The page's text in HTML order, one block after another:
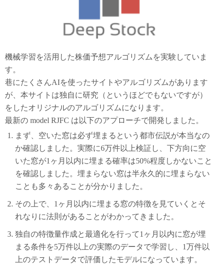
機械学習を活用した株価予想アルゴリズムを実験していま
す。
巷にたくさんAIを使ったサイトやアルゴリズムがあります
が、本サイトは独自に研究（というほどでもないですが）
をしたオリジナルのアルゴリズムになります。
最新の model RJFC は以下のアプローチで開発しました。
まず、空いた窓は必ず埋まるという都市伝説が本当なの
か確認しました。実際に6万件以上検証し、下方向に空
いた窓が1ヶ月以内に埋まる確率は50%程度しかないこと
を確認しました。埋まらない窓は半永久的に埋まらない
ことも多々あることが分かりました。
その上で、1ヶ月以内に埋まる窓の特徴を見ていくとそ
れなりに法則があることがわかってきました。
独自の特徴量作成と最適化を行って1ヶ月以内に窓が埋
まる条件を5万件以上の実際のデータで学習し、1万件以
上のテストデータで評価したモデルになっています。